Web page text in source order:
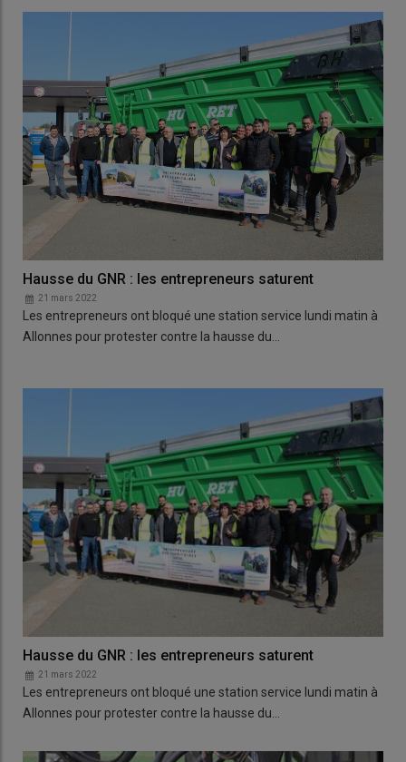
Hausse du GNR : les entrepreneurs saturent
21 mars 2022
Les entrepreneurs ont bloqué une station service lundi matin à
Allonnes pour protester contre la hausse du…
Hausse du GNR : les entrepreneurs saturent
21 mars 2022
Les entrepreneurs ont bloqué une station service lundi matin à
Allonnes pour protester contre la hausse du…